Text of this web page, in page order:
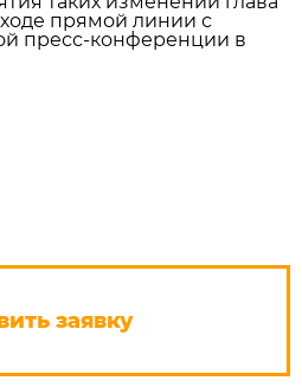
ходе прямой линии с
пресс-конференции в
заявку